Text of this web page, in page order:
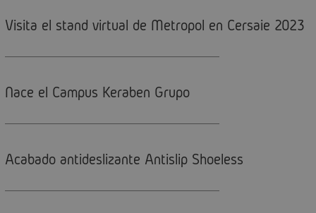
Visita el stand virtual de Metropol en Cersaie 2023
Nace el Campus Keraben Grupo
Acabado antideslizante Antislip Shoeless